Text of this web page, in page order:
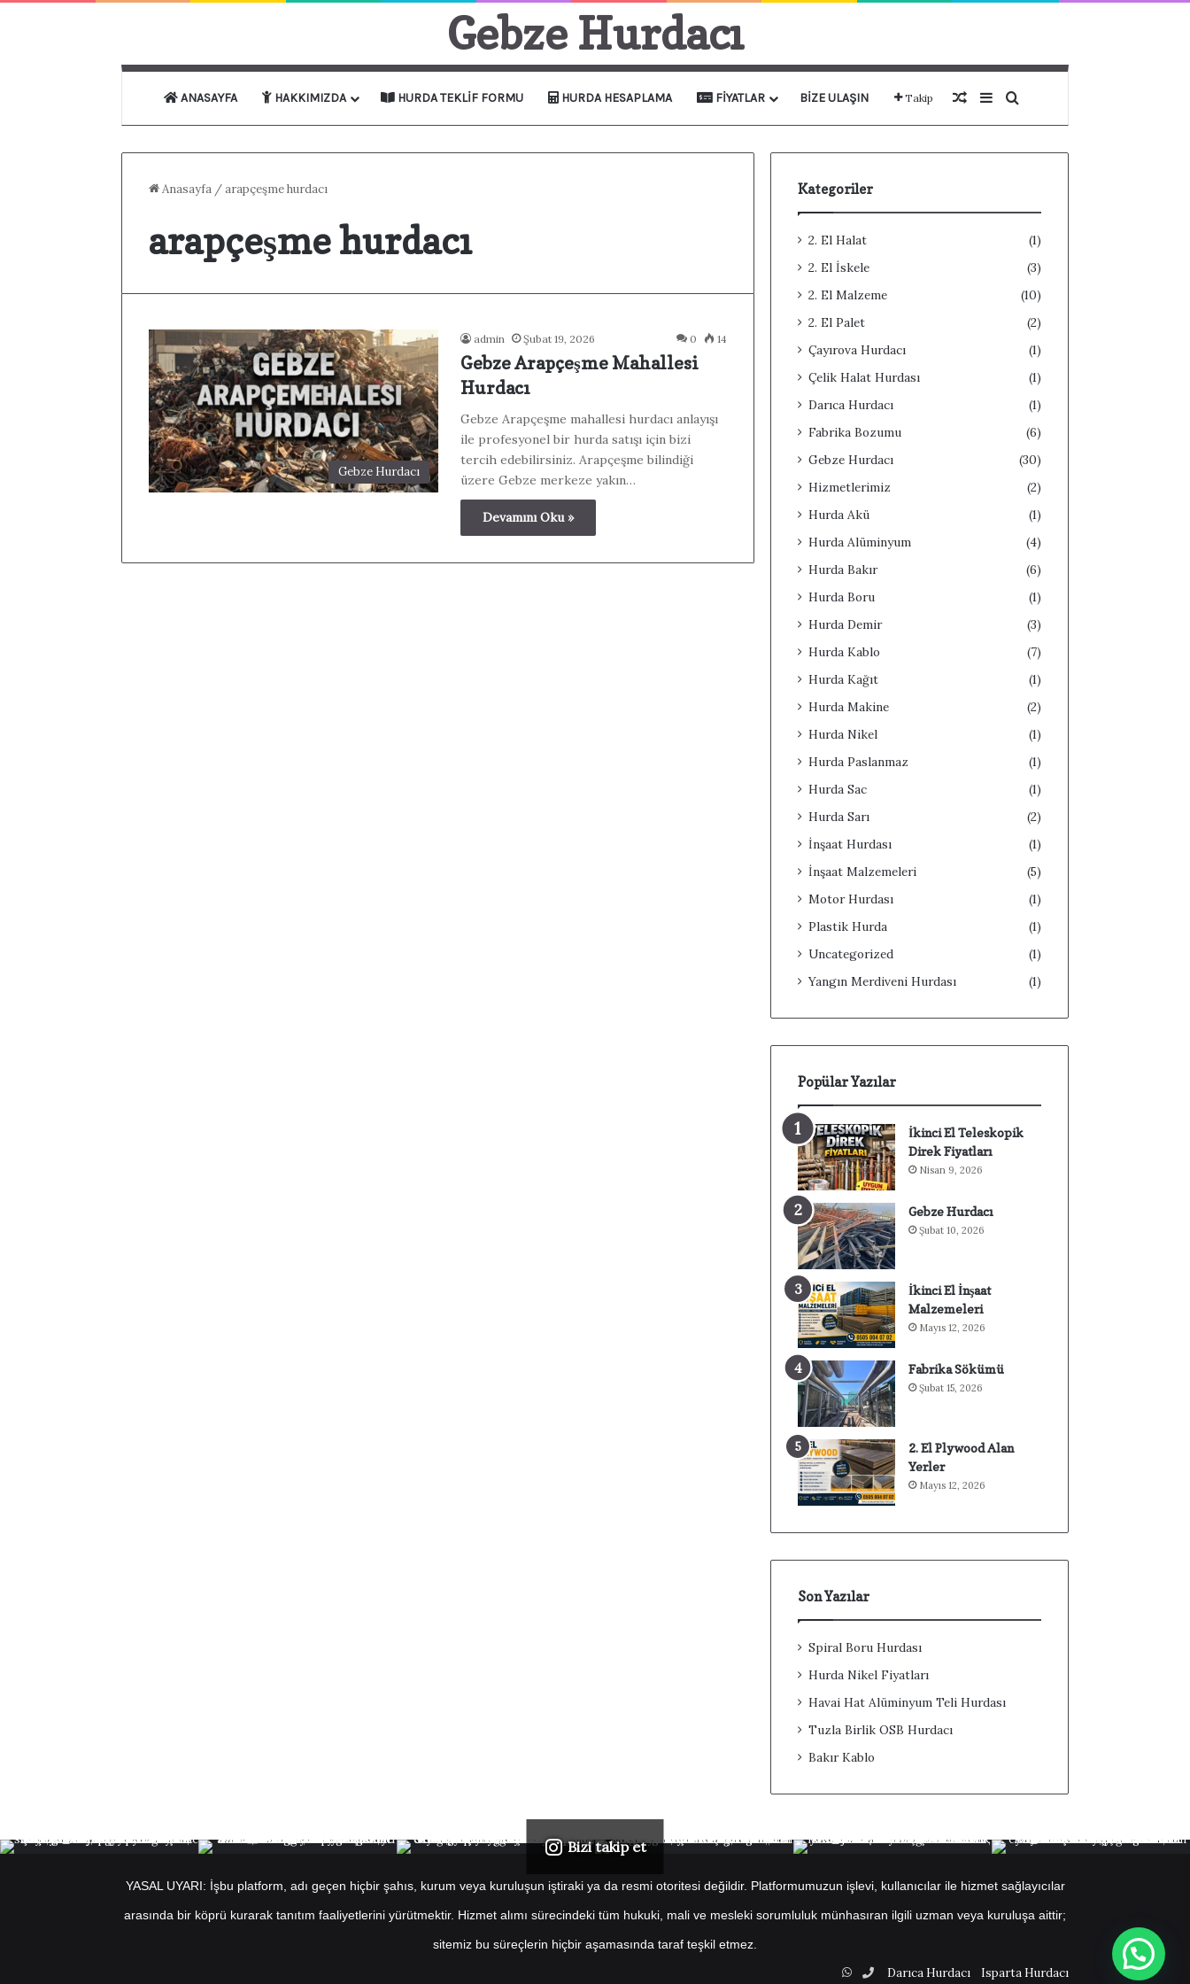
Gebze Hurdacı
ANASAYFA HAKKIMIZDA HURDA TEKLIF FORMU HURDA HESAPLAMA FIYATLAR BIZE ULAŞIN Takip Rastgele Makale
Kenar Bölmesi
Anasayfa /arapçeşme hurdacı
arapçeşme hurdacı
Gebze Hurdacı
admin Şubat 19, 2026 0 14
Gebze Arapçeşme Mahallesi
Hurdacı
Gebze Arapçeşme mahallesi hurdacı anlayışı
ile profesyonel bir hurda satışı için bizi
tercih edebilirsiniz. Arapçeşme bilindiği
üzere Gebze merkeze yakın…
Devamını Oku »
Kategoriler
2. El Halat
(1)
2. El İskele
(3)
2. El Malzeme
(10)
2. El Palet
(2)
Çayırova Hurdacı
(1)
Çelik Halat Hurdası
(1)
Darıca Hurdacı
(1)
Fabrika Bozumu
(6)
Gebze Hurdacı
(30)
Hizmetlerimiz
(2)
Hurda Akü
(1)
Hurda Alüminyum
(4)
Hurda Bakır
(6)
Hurda Boru
(1)
Hurda Demir
(3)
Hurda Kablo
(7)
Hurda Kağıt
(1)
Hurda Makine
(2)
Hurda Nikel
(1)
Hurda Paslanmaz
(1)
Hurda Sac
(1)
Hurda Sarı
(2)
İnşaat Hurdası
(1)
İnşaat Malzemeleri
(5)
Motor Hurdası
(1)
Plastik Hurda
(1)
Uncategorized
(1)
Yangın Merdiveni Hurdası
(1)
Popülar Yazılar
İkinci El Teleskopik
Direk Fiyatları
Nisan 9, 2026
Gebze Hurdacı
Şubat 10, 2026
İkinci El İnşaat
Malzemeleri
Mayıs 12, 2026
Fabrika Sökümü
Şubat 15, 2026
2. El Plywood Alan
Yerler
Mayıs 12, 2026
Son Yazılar
Spiral Boru Hurdası
Hurda Nikel Fiyatları
Havai Hat Alüminyum Teli Hurdası
Tuzla Birlik OSB Hurdacı
Bakır Kablo
Bizi takip et
YASAL UYARI: İşbu platform, adı geçen hiçbir şahıs, kurum veya kuruluşun iştiraki ya da resmi otoritesi değildir. Platformumuzun işlevi, kullanıcılar ile hizmet sağlayıcılar
arasında bir köprü kurarak tanıtım faaliyetlerini yürütmektir. Hizmet alımı sürecindeki tüm hukuki, mali ve mesleki sorumluluk münhasıran ilgili uzman veya kuruluşa aittir;
sitemiz bu süreçlerin hiçbir aşamasında taraf teşkil etmez.
Darıca Hurdacı Isparta Hurdacı
WhatsApp
Telefon